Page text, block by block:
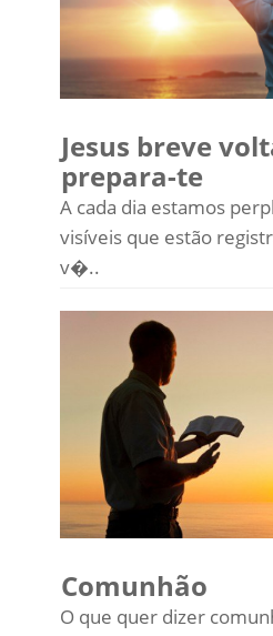
Jesus breve
prepara-te
A cada dia estamos
visíveis que estão
v�..
Comunhão
O que quer dizer